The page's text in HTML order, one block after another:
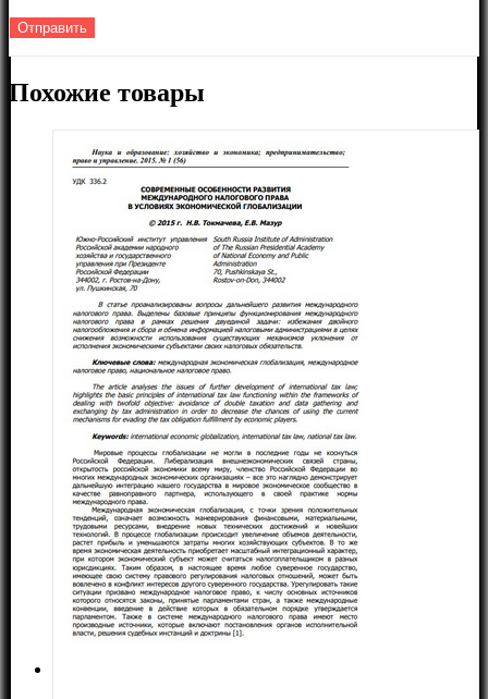
Похожие товары